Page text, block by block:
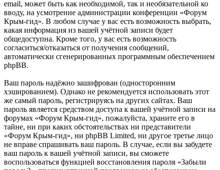
email, может быть как необходимой, так и необязательной ко
вводу, на усмотрение администрации конференции «Форум
Крым-гид». В любом случае у вас есть возможность выбрать,
какая информация из вашей учётной записи будет
общедоступна. Кроме того, у вас есть возможность
согласиться/отказаться от получения сообщений,
автоматически сгенерированных программным обеспечением
phpBB.
Ваш пароль надёжно зашифрован (односторонним
хэшированием). Однако не рекомендуется использовать этот
же самый пароль, регистрируясь на других сайтах. Ваш
пароль является средством доступа к вашей учётной записи на
форумах «Форум Крым-гид», пожалуйста, храните его в
тайне, ни при каких обстоятельствах ни представители
«Форум Крым-гид», ни phpBB Limited, ни другое третье лицо
не вправе спрашивать ваш пароль. В случае, если вы забудете
ваш пароль к вашей учётной записи, вы сможете
воспользоваться функцией восстановления пароля «Забыли